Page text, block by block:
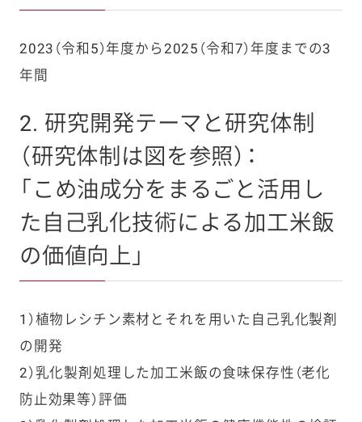
2023（令和5）年度から2025（令和7）年度までの3
年間
2. 研究開発テーマと研究体制
（研究体制は図を参照）：
「こめ油成分をまるごと活用し
た自己乳化技術による加工米飯
の価値向上」
1）植物レシチン素材とそれを用いた自己乳化製剤
の開発
2）乳化製剤処理した加工米飯の食味保存性（老化
防止効果等）評価